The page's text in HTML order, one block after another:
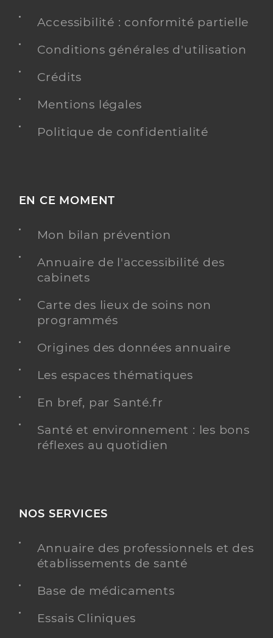
Accessibilité : conformité partielle
Conditions générales d'utilisation
Crédits
Mentions légales
Politique de confidentialité
EN CE MOMENT
Mon bilan prévention
Annuaire de l'accessibilité des
cabinets
Carte des lieux de soins non
programmés
Origines des données annuaire
Les espaces thématiques
En bref, par Santé.fr
Santé et environnement : les bons
réflexes au quotidien
NOS SERVICES
Annuaire des professionnels et des
établissements de santé
Base de médicaments
Essais Cliniques